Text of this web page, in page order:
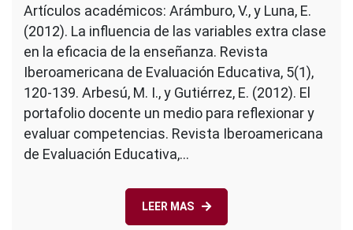
de
la
RIIED
el
2012
Artículos académicos: Arámburo, V., y Luna, E.
(2012). La influencia de las variables extra clase
en la eficacia de la enseñanza. Revista
Iberoamericana de Evaluación Educativa, 5(1),
120-139. Arbesú, M. I., y Gutiérrez, E. (2012). El
portafolio docente un medio para reflexionar y
evaluar competencias. Revista Iberoamericana
de Evaluación Educativa,…
LEER MAS